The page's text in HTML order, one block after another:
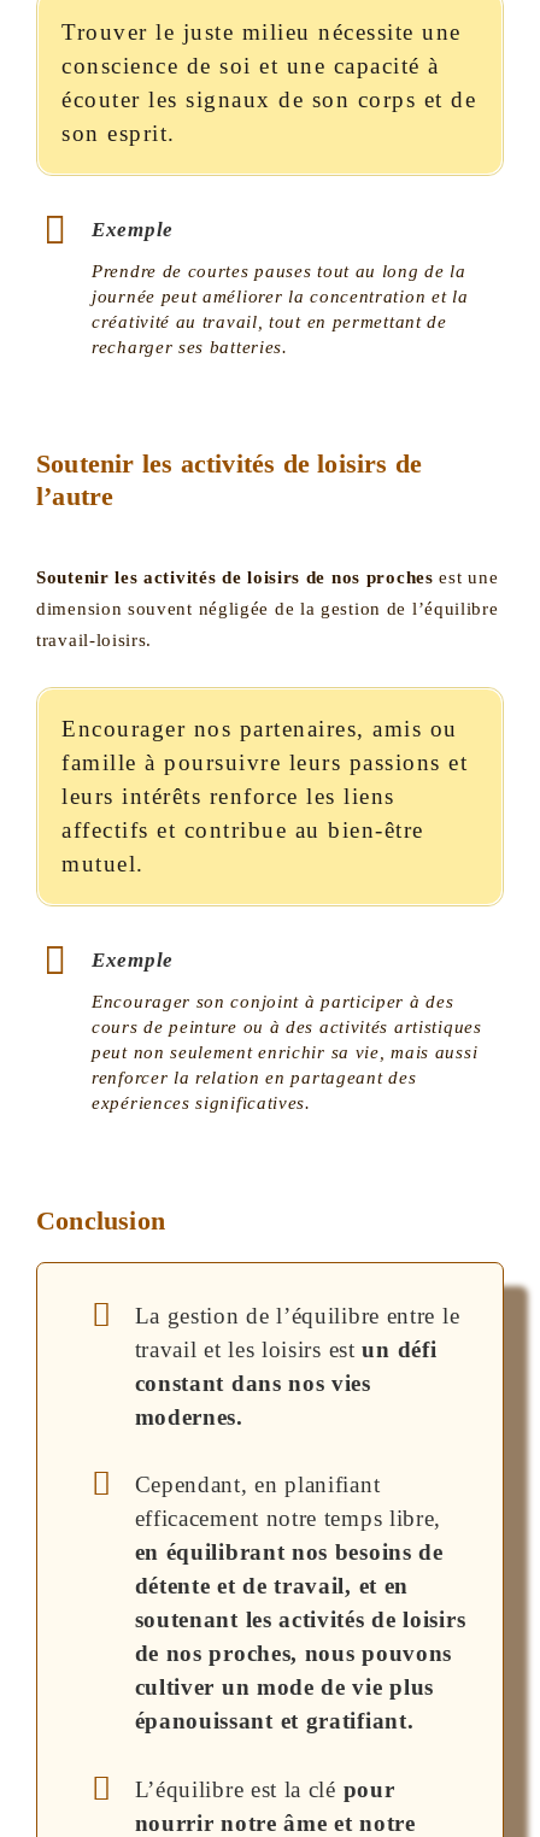
Trouver le juste milieu nécessite une
conscience de soi et une capacité à
écouter les signaux de son corps et de
son esprit.
Exemple
Prendre de courtes pauses tout au long de la
journée peut améliorer la concentration et la
créativité au travail, tout en permettant de
recharger ses batteries.
Soutenir les activités de loisirs de
l’autre
Soutenir les activités de loisirs de nos proches est une
dimension souvent négligée de la gestion de l’équilibre
travail-loisirs.
Encourager nos partenaires, amis ou
famille à poursuivre leurs passions et
leurs intérêts renforce les liens
affectifs et contribue au bien-être
mutuel.
Exemple
Encourager son conjoint à participer à des
cours de peinture ou à des activités artistiques
peut non seulement enrichir sa vie, mais aussi
renforcer la relation en partageant des
expériences significatives.
Conclusion
La gestion de l’équilibre entre le
travail et les loisirs estun défi
constant dans nos vies
modernes.
Cependant, en planifiant
efficacement notre temps libre,
en équilibrant nos besoins de
détente et de travail, et en
soutenant les activités de loisirs
de nos proches, nous pouvons
cultiver un mode de vie plus
épanouissant et gratifiant.
L’équilibre est la clé pour
nourrir notre âme et notre